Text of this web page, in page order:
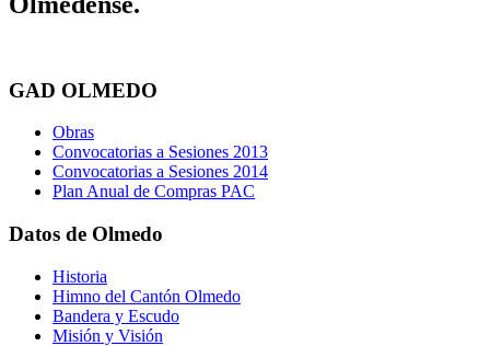
GAD OLMEDO
Obras
Convocatorias a Sesiones 2013
Convocatorias a Sesiones 2014
Plan Anual de Compras PAC
Datos de Olmedo
Historia
Himno del Cantón Olmedo
Bandera y Escudo
Misión y Visión